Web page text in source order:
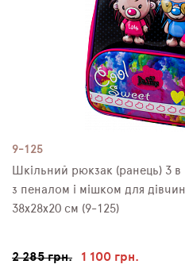
9-125
Шкільний рюкзак (ранець) 3
з пеналом і мішком для
38х28х20 см (9-125)
2 285 грн. 1 100 грн.